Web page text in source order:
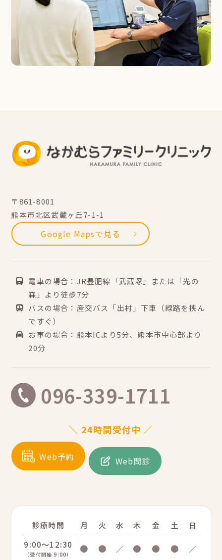
〒861-8001
熊本市北区武蔵ヶ丘7-1-1
Google Mapsで見る
電車の場合：JR豊肥線「武蔵塚」または「光の
森」より徒歩7分
バスの場合：産交バス「出村」下車（線路を挟ん
ですぐ）
お車の場合：熊本ICより5分、熊本市中心部より
20分
096-339-1711
＼ 24時間受付中 ／
Web予約 Web問診
診療時間 月 火 水 木 金 土
日
9:00～12:30
（受付開始 9:00） ● ● ／ ● ● ● ／